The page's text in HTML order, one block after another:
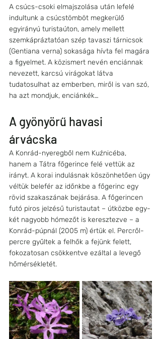
A csúcs-csoki elmajszolása után lefelé
indultunk a csúcstömböt megkerülő
egyirányú turistaúton, amely mellett
szemkápráztatóan szép tavaszi tárnicsok
(Gentiana verna) sokasága hívta fel magára
a figyelmet. A közismert nevén enciánnak
nevezett, karcsú virágokat látva
tudatosulhat az emberben, miről is van szó,
ha azt mondjuk, enciánkék…
A gyönyörű havasi
árvácska
A Konrád-nyeregből nem Kuźnicéba,
hanem a Tátra főgerince felé vettük az
irányt. A korai indulásnak köszönhetően úgy
véltük belefér az időnkbe a főgerinc egy
rövid szakaszának bejárása. A főgerincen
futó piros jelzésű turistautat – útközbe egy-
két nagyobb hómezőt is keresztezve – a
Konrád-púpnál (2005 m) értük el. Percről-
percre gyűltek a felhők a fejünk felett,
fokozatosan csökkentve ezáltal a levegő
hőmérsékletét.